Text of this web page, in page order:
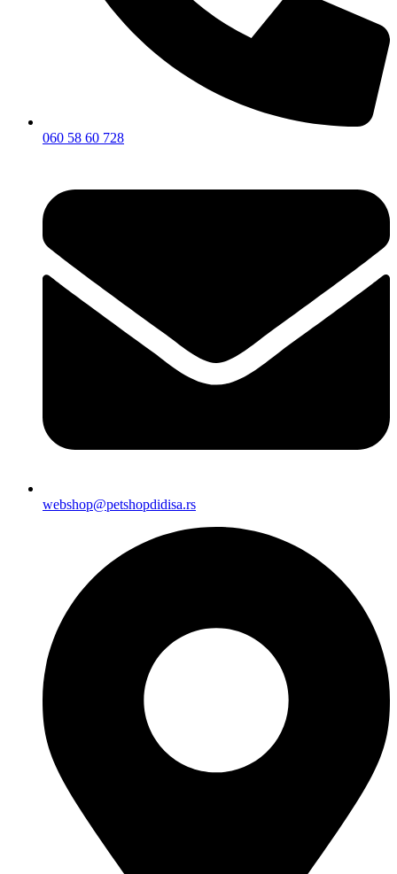
060 58 60 728
webshop@petshopdidisa.rs